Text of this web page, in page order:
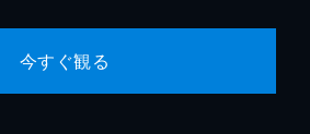
今すぐ観る